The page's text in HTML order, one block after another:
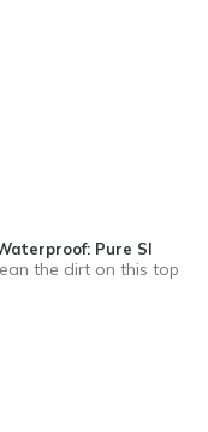
Pure SI
the dirt on this top